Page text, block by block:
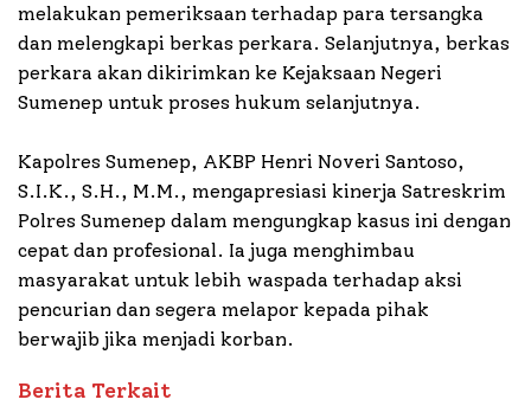
melakukan pemeriksaan terhadap para tersangka
dan melengkapi berkas perkara. Selanjutnya, berkas
perkara akan dikirimkan ke Kejaksaan Negeri
Sumenep untuk proses hukum selanjutnya.
Kapolres Sumenep, AKBP Henri Noveri Santoso,
S.I.K., S.H., M.M., mengapresiasi kinerja Satreskrim
Polres Sumenep dalam mengungkap kasus ini dengan
cepat dan profesional. Ia juga menghimbau
masyarakat untuk lebih waspada terhadap aksi
pencurian dan segera melapor kepada pihak
berwajib jika menjadi korban.
Berita Terkait